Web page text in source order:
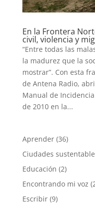
En la Frontera
civil, violencia y
“Entre todas las
la madurez que la
mostrar”. Con esta
de Antena Radio,
Manual de
de 2010 en la...
Aprender(36)
Ciudades
Educación (2)
Encontrando mi voz
Escribir(9)